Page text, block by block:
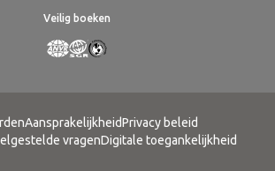
Veilig boeken
AansprakelijkheidPrivacy beleid
vragenDigitale toegankelijkheid